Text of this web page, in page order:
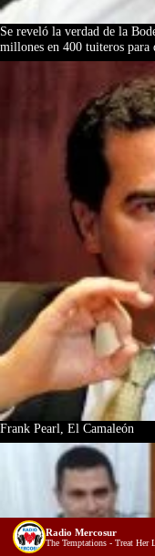
Se reveló la verdad de la
millones en 400 tuiteros para
Frank Pearl, El Camaleón
Radio Mercosur
The Temptations - Treat Her